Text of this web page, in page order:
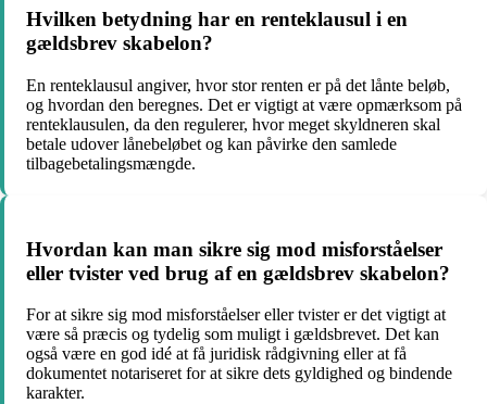
Hvilken betydning har en renteklausul i en
gældsbrev skabelon?
En renteklausul angiver, hvor stor renten er på det lånte beløb,
og hvordan den beregnes. Det er vigtigt at være opmærksom på
renteklausulen, da den regulerer, hvor meget skyldneren skal
betale udover lånebeløbet og kan påvirke den samlede
tilbagebetalingsmængde.
Hvordan kan man sikre sig mod misforståelser
eller tvister ved brug af en gældsbrev skabelon?
For at sikre sig mod misforståelser eller tvister er det vigtigt at
være så præcis og tydelig som muligt i gældsbrevet. Det kan
også være en god idé at få juridisk rådgivning eller at få
dokumentet notariseret for at sikre dets gyldighed og bindende
karakter.